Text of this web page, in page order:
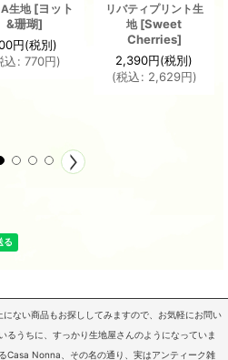
生地 [ヨット
&珊瑚]
円(税別)
込: 770円)
リバティプリント生
地 [Sweet
Cherries]
2,390円(税別)
(税込: 2,629円)
ない商品もお探ししてみますので、お気軽にお問い
るうちに、すっかり生地屋さんのようになっていま
Casa Nonna、その名の通り、実はアンティーク雑